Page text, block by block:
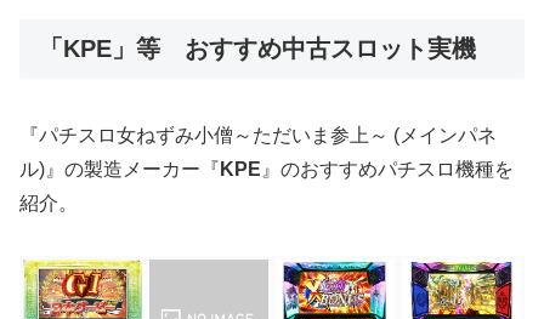
「KPE」等 おすすめ中古スロット実機
『パチスロ女ねずみ小僧～ただいま参上～ (メインパネ
ル)』の製造メーカー『 KPE 』のおすすめパチスロ機種を
紹介。